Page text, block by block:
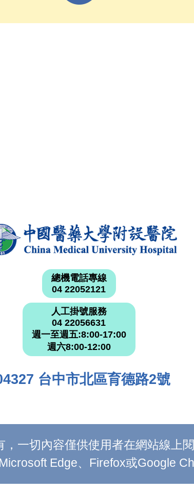
總機電話專線
04 22052121
人工掛號服務
04 22056631
週一至週五:8:00-17:00
週六8:00-12:00
台中市北區育德路2號
一切內容僅供使用者在網站線上
Edge、Firefox或Google